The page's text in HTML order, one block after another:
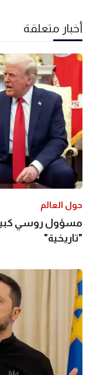
أخبار متعلقة
حول العالم
مسؤول روسي
"تاريخية"